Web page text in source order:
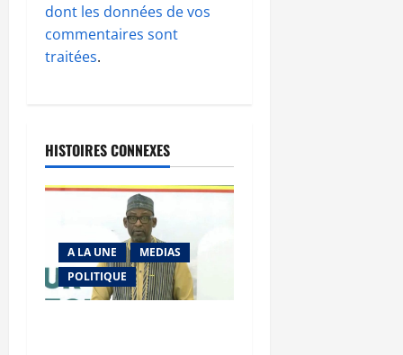
dont les données de vos
commentaires sont
traitées.
HISTOIRES CONNEXES
A LA UNE
MEDIAS
POLITIQUE